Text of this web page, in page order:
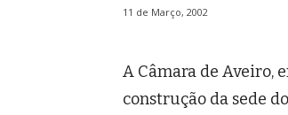
11 de Março, 2002
A Câmara de Aveiro,
construção da sede